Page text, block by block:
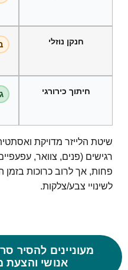
חנקן נוזלי
חיתוך כירורגי
שיטת הלייזר מדויקת
רגישים (פנים, צוואר,
פחות, אך לרוב כרוכות בזמן
לשינויי צבע/צלקות.
מעוניינים להסיר
אנושי והצעת